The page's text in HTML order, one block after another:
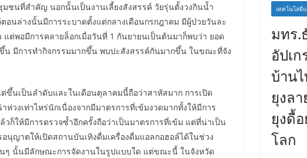
ชนที่สำคัญ นอกนั้นเป็นงานเลี้ยงสังสรรค์ วัยรุ่นตั้งวงกินน้ำ
นล่างนั้นมีการระบาดตั้งแต่กลางเดือนกรกฎาคม มีผู้ป่วยวันละ
ต่พอมีการคลายล็อกเมื่อวันที่ 1 กันยายนเป็นต้นมาก็พบว่า ยอด
น มีการทำกิจกรรมมากขึ้น พบปะสังสรรค์กันมากขึ้น ในขณะที่จัง
นเป็นลำดับและในเดือนตุลาคมนี้ถือว่าสาหัสมาก การเปิด
วงเท่าไหร่นักเนื่องจากมีมาตรการที่เข้มงวดมากทั้งให้มีการ
วก็ให้มีการตรวจซ้ำอีกครั้งถือว่าเป็นมาตรการที่เข้ม แต่ที่น่าเป็น
นุญาตให้เปิดสถานบันเทิงดื่มเครื่องดื่มแอลกอฮอล์ได้ในช่วง
ๆ นั้นมีลักษณะการจัดงานในรูปแบบใด แต่ขณะนี้ ในจังหวัด
เทคโนโลยี
มทร.
อัปเ
บ้าน
ยุงล
ยุงดื้
โลก